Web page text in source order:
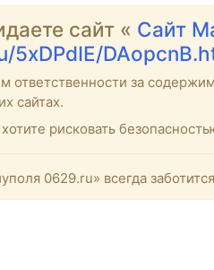
сайт « Сайт
5xDPdIE/
ответственности за
сайтах.
рисковать
0629.ru» всегда